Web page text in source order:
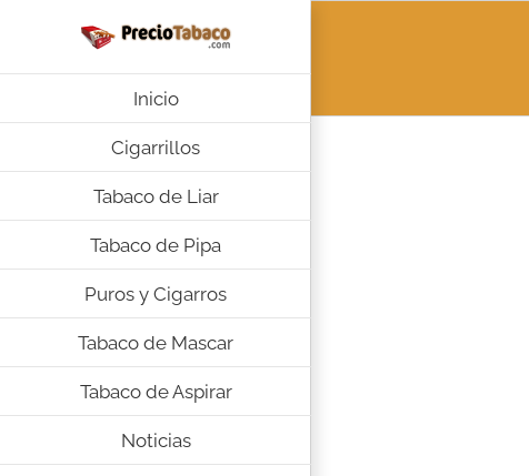
contenido
Inicio
Cigarrillos
Tabaco de Liar
Tabaco de Pipa
Puros y Cigarros
Tabaco de Mascar
Tabaco de Aspirar
Noticias